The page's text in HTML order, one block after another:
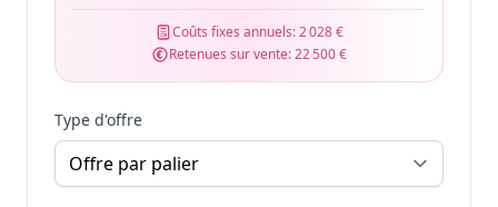
Coûts fixes annuels:2 028 €
Retenues sur vente:22 500 €
Type d'offre